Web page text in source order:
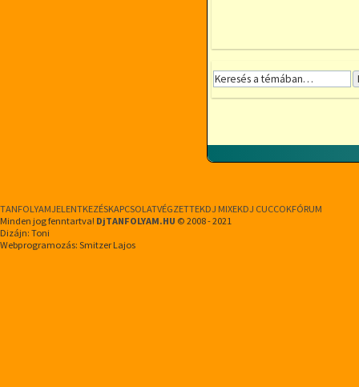
TANFOLYAMJELENTKEZÉSKAPCSOLATVÉGZETTEKDJ MIXEKDJ CUCCOKFÓRUM
Minden jog fenntartva! DjTANFOLYAM.HU © 2008 - 2021
Dizájn: Toni
Webprogramozás: Smitzer Lajos